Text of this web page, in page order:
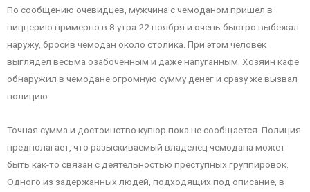
По сообщению очевидцев, мужчина с чемоданом пришел в
пиццерию примерно в 8 утра 22 ноября и очень быстро выбежал
наружу, бросив чемодан около столика. При этом человек
выглядел весьма озабоченным и даже напуганным. Хозяин кафе
обнаружил в чемодане огромную сумму денег и сразу же вызвал
полицию.
Точная сумма и достоинство купюр пока не сообщается. Полиция
предполагает, что разыскиваемый владелец чемодана может
быть как-то связан с деятельностью преступных группировок.
Одного из задержанных людей, подходящих под описание, в